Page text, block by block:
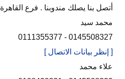
أتصل بنا يصلك مندوبنا . فرع القاهرة
محمد سيد
0145508327 - 0111355377
[ إنظر بيانات الاتصال ]
علاء محمد